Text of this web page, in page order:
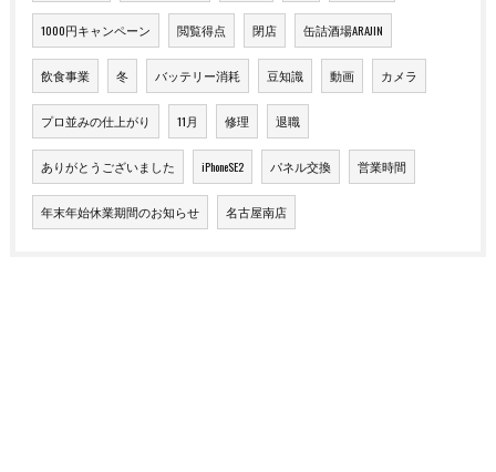
1000円キャンペーン 閲覧得点 閉店 缶詰酒場ARAJIN
飲食事業 冬 バッテリー消耗 豆知識 動画 カメラ
プロ並みの仕上がり 11月 修理 退職
ありがとうございました iPhoneSE2 パネル交換 営業時間
年末年始休業期間のお知らせ 名古屋南店